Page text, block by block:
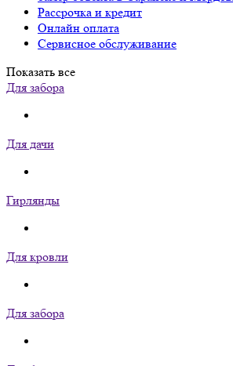
Рассрочка и кредит
Онлайн оплата
Сервисное обслуживание
Показать все
Для забора
Для дачи
Гирлянды
Для кровли
Для забора